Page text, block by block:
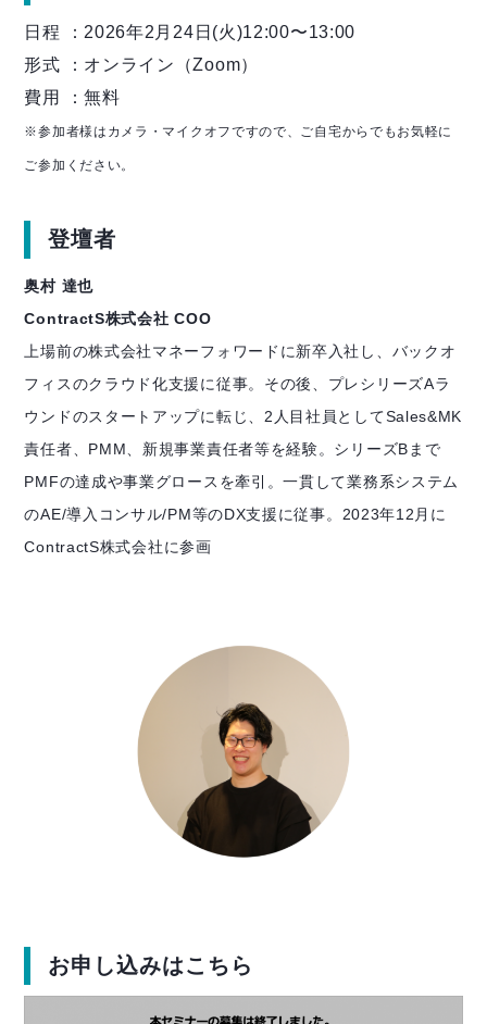
日程 ：2026年2月24日(火)12:00〜13:00
形式 ：オンライン（Zoom）
費用 ：無料
※参加者様はカメラ・マイクオフですので、ご自宅からでもお気軽に
ご参加ください。
登壇者
奥村 達也
ContractS株式会社 COO
上場前の株式会社マネーフォワードに新卒入社し、バックオ
フィスのクラウド化支援に従事。その後、プレシリーズAラ
ウンドのスタートアップに転じ、2人目社員としてSales&MK
責任者、PMM、新規事業責任者等を経験。シリーズBまで
PMFの達成や事業グロースを牽引。一貫して業務系システム
のAE/導入コンサル/PM等のDX支援に従事。2023年12月に
ContractS株式会社に参画
お申し込みはこちら